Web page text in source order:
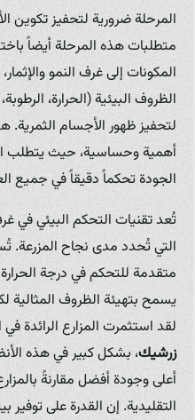
المرحلة ضرورية لتحفيز تكوين
متطلبات هذه المرحلة أيضاً
المكونات إلى غرف النمو
الظروف البيئية (الحرارة،
لتحفيز ظهور الأجسام الثمرية.
أهمية وحساسية، حيث يتطلب
الجودة تحكماً دقيقاً في جميع
تُعد تقنيات التحكم البيئي في
التي تُحدد مدى نجاح المزرعة.
متقدمة للتحكم في درجة الحرارة
يسمح بتهيئة الظروف
لقد استثمرت المزارع الرائدة في
زرشيك، بشكل كبير في هذه
أعلى وجودة أفضل مقارنةً
التقليدية. إن القدرة على توفير